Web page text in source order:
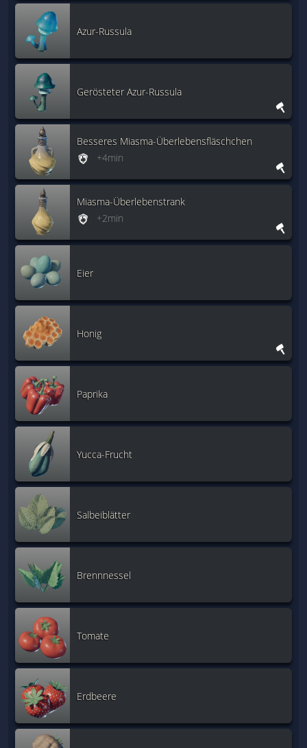
Azur-Russula
Gerösteter Azur-Russula
Besseres Miasma-Überlebensfläschchen
+4min
Miasma-Überlebenstrank
+2min
Eier
Honig
Paprika
Yucca-Frucht
Salbeiblätter
Brennnessel
Tomate
Erdbeere